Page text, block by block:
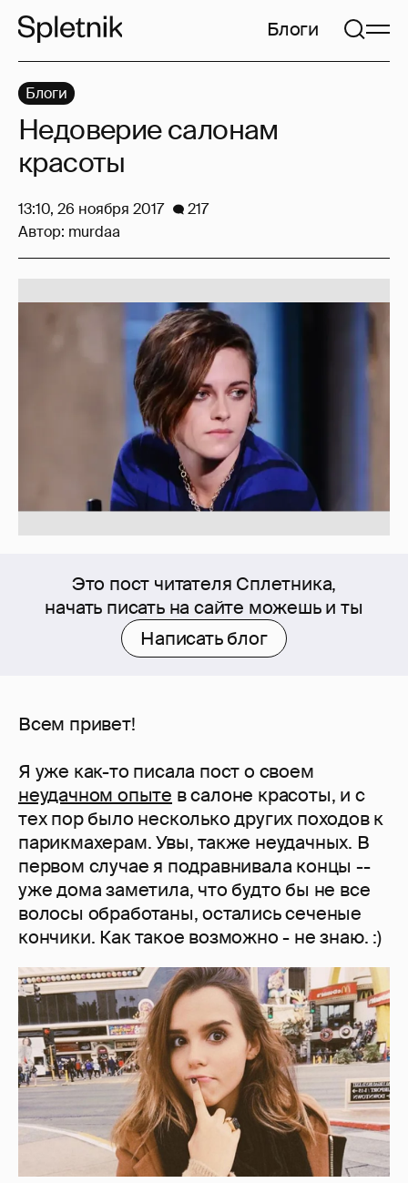
Блоги
Это пост читателя Сплетника,
начать писать на сайте можешь и ты
Написать блог
Всем привет!
Я уже как-то писала пост о своем
неудачном опыте в салоне красоты, и с
тех пор было несколько других походов к
парикмахерам. Увы, также неудачных. В
первом случае я подравнивала концы --
уже дома заметила, что будто бы не все
волосы обработаны, остались сеченые
кончики. Как такое возможно - не знаю. :)
Блоги
Недоверие салонам
красоты
13:10, 26 ноября 2017
217
Автор: murdaa